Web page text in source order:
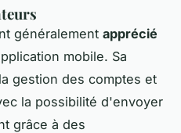
généralement apprécié
mobile. Sa
gestion des comptes et
la possibilité d'envoyer
grâce à des